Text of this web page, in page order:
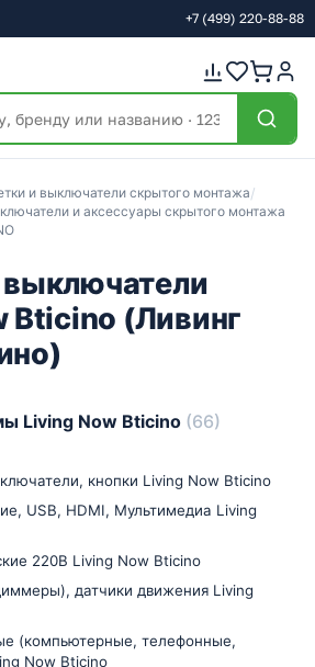
+7 (499) 220-88-88
и выключатели скрытого монтажа/
и аксессуары скрытого монтажа
выключатели
Bticino (Ливинг
Living Now Bticino (66)
кнопки Living Now Bticino
USB, HDMI, Мультимедиа Living
220В Living Now Bticino
датчики движения Living
(компьютерные, телефонные,
Now Bticino